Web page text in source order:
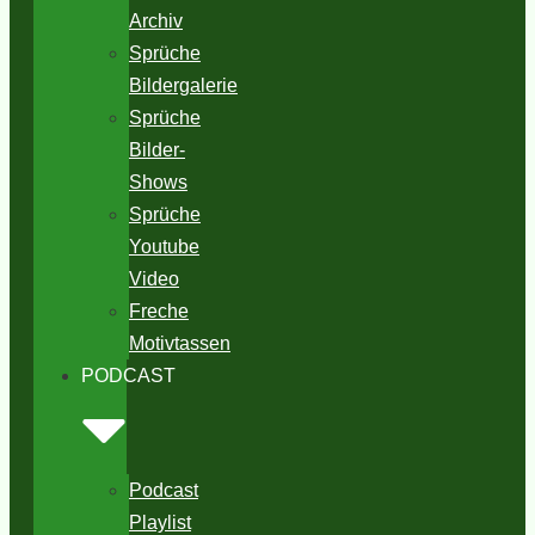
Archiv
Sprüche
Bildergalerie
Sprüche
Bilder-
Shows
Sprüche
Youtube
Video
Freche
Motivtassen
PODCAST
Podcast
Playlist